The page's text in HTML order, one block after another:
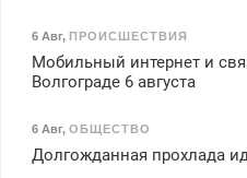
6 Авг, ПРОИСШЕСТВИЯ
Мобильный интернет и
Волгограде 6 августа
6 Авг, ОБЩЕСТВО
Долгожданная прохлада